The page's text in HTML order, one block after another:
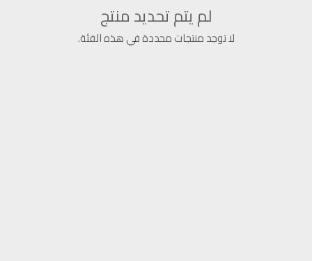
لم يتم تحديد منتج
لا توجد منتجات محددة في هذه الفئة.